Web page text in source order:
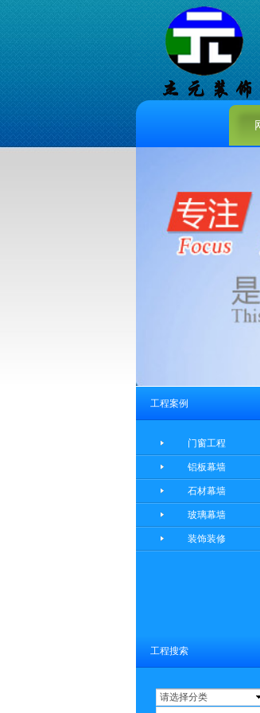
工程搜索
请选择分类
工程案例
门窗工程
铝板幕墙
石材幕墙
玻璃幕墙
装饰装修